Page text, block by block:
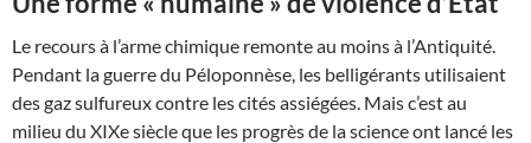
Le recours à l’arme chimique remonte au moins à l’Antiquité.
Pendant la guerre du Péloponnèse, les belligérants utilisaient
des gaz sulfureux contre les cités assiégées. Mais c’est au
milieu du XIXe siècle que les progrès de la science ont lancé les